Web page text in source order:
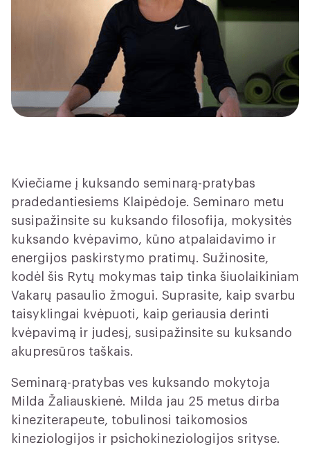
Kviečiame į kuksando seminarą-pratybas
pradedantiesiems Klaipėdoje. Seminaro metu
susipažinsite su kuksando filosofija, mokysitės
kuksando kvėpavimo, kūno atpalaidavimo ir
energijos paskirstymo pratimų. Sužinosite,
kodėl šis Rytų mokymas taip tinka šiuolaikiniam
Vakarų pasaulio žmogui. Suprasite, kaip svarbu
taisyklingai kvėpuoti, kaip geriausia derinti
kvėpavimą ir judesį, susipažinsite su kuksando
akupresūros taškais.
Seminarą-pratybas ves kuksando mokytoja
Milda Žaliauskienė. Milda jau 25 metus dirba
kineziterapeute, tobulinosi taikomosios
kineziologijos ir psichokineziologijos srityse.